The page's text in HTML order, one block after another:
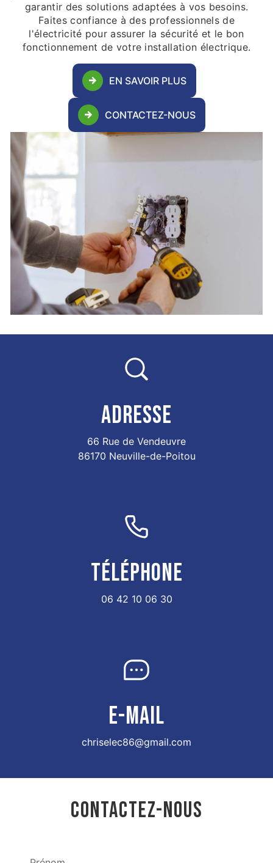
garantir des solutions adaptées à vos besoins.
Faites confiance à des professionnels de
l'électricité pour assurer la sécurité et le bon
fonctionnement de votre installation électrique.
EN SAVOIR PLUS
CONTACTEZ-NOUS
ADRESSE
66 Rue de Vendeuvre
86170 Neuville-de-Poitou
TÉLÉPHONE
06 42 10 06 30
E-MAIL
chriselec86@gmail.com
CONTACTEZ-NOUS